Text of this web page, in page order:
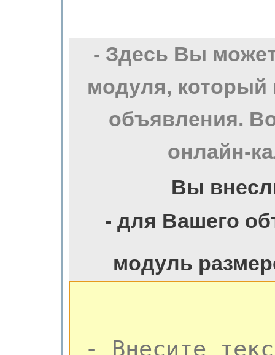
- Здесь Вы
модуля, который
объявления.
онлайн-
Вы
- для Вашего
модуль